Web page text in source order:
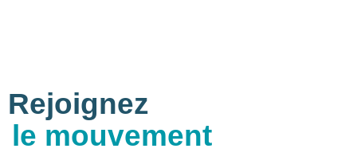
Rejoignez
le mouvement